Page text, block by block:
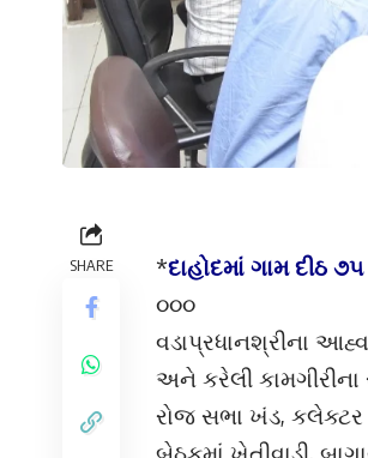
SHARE *દાહોદમાં ગામ દીઠ
૦૦૦
વડાપ્રધાનશ્રીના
અને કરેલી કામગીરીના
રોજ સભા ખંડ, કલેક્ટર